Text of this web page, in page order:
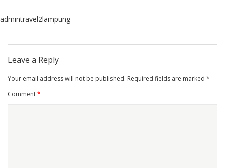
admintravel2lampung
Leave a Reply
Your email address will not be published. Required fields are marked *
Comment*